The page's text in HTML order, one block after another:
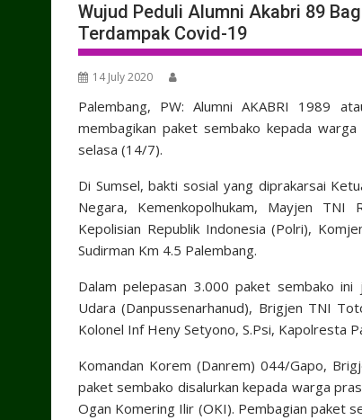
Wujud Peduli Alumni Akabri 89
Terdampak Covid-19
14 July 2020
Palembang, PW: Alumni AKABRI 1989
membagikan paket sembako kepada
selasa (14/7).
Di Sumsel, bakti sosial yang diprakarsai
Negara, Kemenkopolhukam, Mayjen TNI
Kepolisian Republik Indonesia (Polri),
Sudirman Km 4.5 Palembang.
Dalam pelepasan 3.000 paket sembako
Udara (Danpussenarhanud), Brigjen TNI
Kolonel Inf Heny Setyono, S.Psi, Kapolresta
Komandan Korem (Danrem) 044/Gapo,
paket sembako disalurkan kepada warga
Ogan Komering Ilir (OKI). Pembagian paket